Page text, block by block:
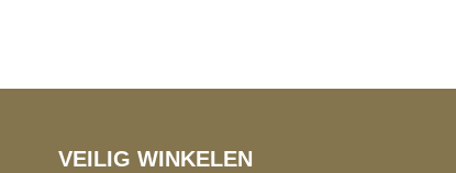
VEILIG WINKELEN